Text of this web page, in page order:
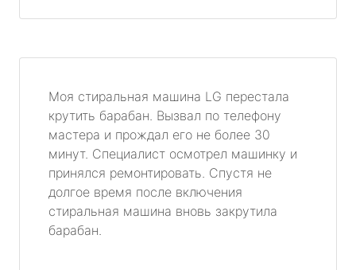
Моя стиральная машина LG перестала
крутить барабан. Вызвал по телефону
мастера и прождал его не более 30
минут. Специалист осмотрел машинку и
принялся ремонтировать. Спустя не
долгое время после включения
стиральная машина вновь закрутила
барабан.